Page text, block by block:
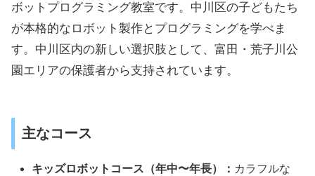
ボットプログラミング教室です。中川区の子どもたち
が本格的なロボット製作とプログラミングを学べま
す。中川区内の新しい選択肢として、富田・荒子川公
園エリアの保護者から支持されています。
主なコース
キッズロボットコース（年中〜年長）： カラフルな